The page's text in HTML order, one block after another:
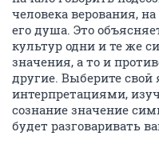
человека верования,
его душа. Это
культур одни и те же
значения, а то и
другие. Выберите
интерпретациями,
сознание значение
будет разговаривать